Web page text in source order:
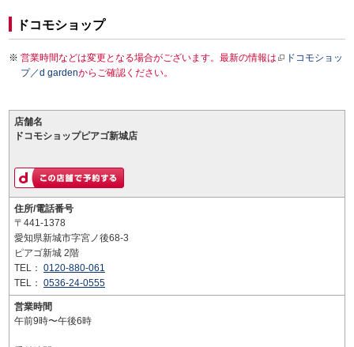
ドコモショップ
営業時間などは変更となる場合がございます。最新の情報は
ドコモショッ
プ／d gardenからご確認ください。
店舗名
ドコモショップピアゴ新城店
住所/電話番号
〒441-1378
愛知県新城市字宮ノ後68-3
ピアゴ新城 2階
TEL： 0120-880-061
TEL： 0536-24-0555
営業時間
午前9時〜午後6時